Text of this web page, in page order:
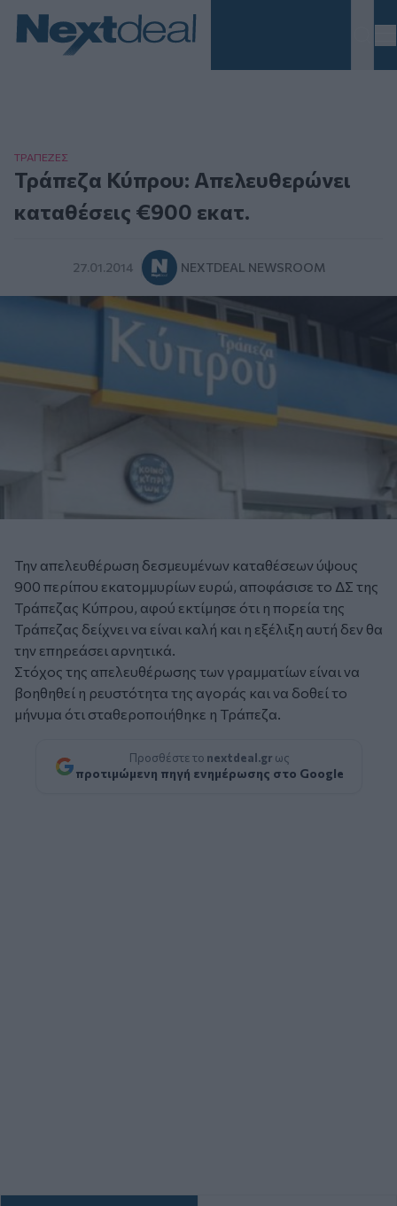
ΤΡAΠΕΖΕΣ
Τράπεζα Κύπρου: Aπελευθερώνει
καταθέσεις €900 εκατ.
27.01.2014 NEXTDEAL NEWSROOM
Την απελευθέρωση δεσμευμένων καταθέσεων ύψους
900 περίπου εκατομμυρίων ευρώ, αποφάσισε το ΔΣ της
Τράπεζας Κύπρου, αφού εκτίμησε ότι η πορεία της
Τράπεζας δείχνει να είναι καλή και η εξέλιξη αυτή δεν θα
την επηρεάσει αρνητικά.
Στόχος της απελευθέρωσης των γραμματίων είναι να
βοηθηθεί η ρευστότητα της αγοράς και να δοθεί το
μήνυμα ότι σταθεροποιήθηκε η Τράπεζα.
Προσθέστε το nextdeal.gr ως
προτιμώμενη πηγή ενημέρωσης στο Google